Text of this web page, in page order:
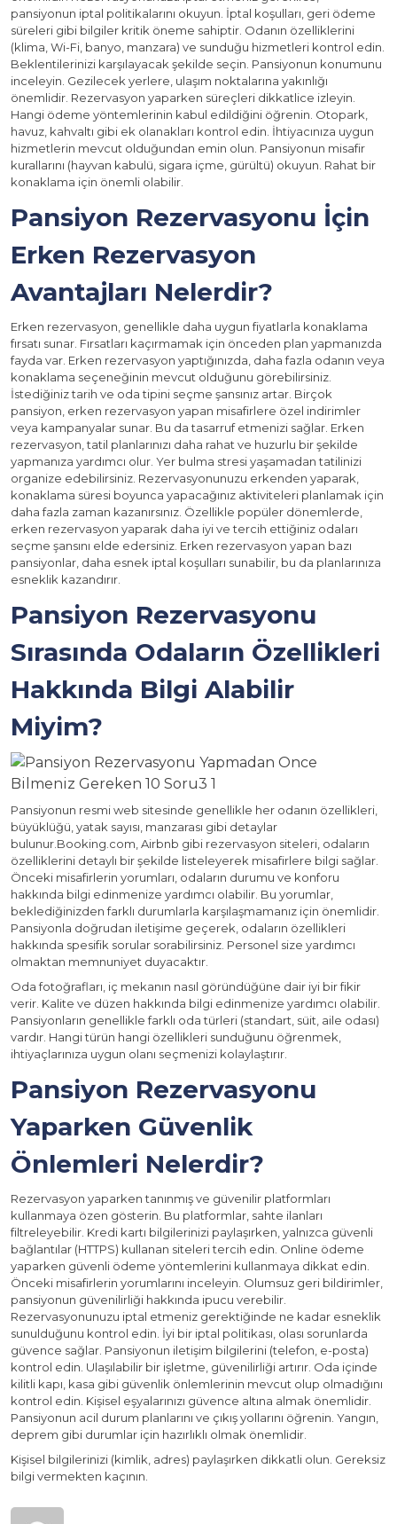
pansiyonun iptal politikalarını okuyun. İptal koşulları, geri ödeme
süreleri gibi bilgiler kritik öneme sahiptir. Odanın özelliklerini
(klima, Wi-Fi, banyo, manzara) ve sunduğu hizmetleri kontrol edin.
Beklentilerinizi karşılayacak şekilde seçin. Pansiyonun konumunu
inceleyin. Gezilecek yerlere, ulaşım noktalarına yakınlığı
önemlidir. Rezervasyon yaparken süreçleri dikkatlice izleyin.
Hangi ödeme yöntemlerinin kabul edildiğini öğrenin. Otopark,
havuz, kahvaltı gibi ek olanakları kontrol edin. İhtiyacınıza uygun
hizmetlerin mevcut olduğundan emin olun. Pansiyonun misafir
kurallarını (hayvan kabulü, sigara içme, gürültü) okuyun. Rahat bir
konaklama için önemli olabilir.
Pansiyon Rezervasyonu İçin
Erken Rezervasyon
Avantajları Nelerdir?
Erken rezervasyon, genellikle daha uygun fiyatlarla konaklama
fırsatı sunar. Fırsatları kaçırmamak için önceden plan yapmanızda
fayda var. Erken rezervasyon yaptığınızda, daha fazla odanın veya
konaklama seçeneğinin mevcut olduğunu görebilirsiniz.
İstediğiniz tarih ve oda tipini seçme şansınız artar. Birçok
pansiyon, erken rezervasyon yapan misafirlere özel indirimler
veya kampanyalar sunar. Bu da tasarruf etmenizi sağlar. Erken
rezervasyon, tatil planlarınızı daha rahat ve huzurlu bir şekilde
yapmanıza yardımcı olur. Yer bulma stresi yaşamadan tatilinizi
organize edebilirsiniz. Rezervasyonunuzu erkenden yaparak,
konaklama süresi boyunca yapacağınız aktiviteleri planlamak için
daha fazla zaman kazanırsınız. Özellikle popüler dönemlerde,
erken rezervasyon yaparak daha iyi ve tercih ettiğiniz odaları
seçme şansını elde edersiniz. Erken rezervasyon yapan bazı
pansiyonlar, daha esnek iptal koşulları sunabilir, bu da planlarınıza
esneklik kazandırır.
Pansiyon Rezervasyonu
Sırasında Odaların Özellikleri
Hakkında Bilgi Alabilir
Miyim?
Pansiyonun resmi web sitesinde genellikle her odanın özellikleri,
büyüklüğü, yatak sayısı, manzarası gibi detaylar
bulunur.Booking.com, Airbnb gibi rezervasyon siteleri, odaların
özelliklerini detaylı bir şekilde listeleyerek misafirlere bilgi sağlar.
Önceki misafirlerin yorumları, odaların durumu ve konforu
hakkında bilgi edinmenize yardımcı olabilir. Bu yorumlar,
beklediğinizden farklı durumlarla karşılaşmamanız için önemlidir.
Pansiyonla doğrudan iletişime geçerek, odaların özellikleri
hakkında spesifik sorular sorabilirsiniz. Personel size yardımcı
olmaktan memnuniyet duyacaktır.
Oda fotoğrafları, iç mekanın nasıl göründüğüne dair iyi bir fikir
verir. Kalite ve düzen hakkında bilgi edinmenize yardımcı olabilir.
Pansiyonların genellikle farklı oda türleri (standart, süit, aile odası)
vardır. Hangi türün hangi özellikleri sunduğunu öğrenmek,
ihtiyaçlarınıza uygun olanı seçmenizi kolaylaştırır.
Pansiyon Rezervasyonu
Yaparken Güvenlik
Önlemleri Nelerdir?
Rezervasyon yaparken tanınmış ve güvenilir platformları
kullanmaya özen gösterin. Bu platformlar, sahte ilanları
filtreleyebilir. Kredi kartı bilgilerinizi paylaşırken, yalnızca güvenli
bağlantılar (HTTPS) kullanan siteleri tercih edin. Online ödeme
yaparken güvenli ödeme yöntemlerini kullanmaya dikkat edin.
Önceki misafirlerin yorumlarını inceleyin. Olumsuz geri bildirimler,
pansiyonun güvenilirliği hakkında ipucu verebilir.
Rezervasyonunuzu iptal etmeniz gerektiğinde ne kadar esneklik
sunulduğunu kontrol edin. İyi bir iptal politikası, olası sorunlarda
güvence sağlar. Pansiyonun iletişim bilgilerini (telefon, e-posta)
kontrol edin. Ulaşılabilir bir işletme, güvenilirliği artırır. Oda içinde
kilitli kapı, kasa gibi güvenlik önlemlerinin mevcut olup olmadığını
kontrol edin. Kişisel eşyalarınızı güvence altına almak önemlidir.
Pansiyonun acil durum planlarını ve çıkış yollarını öğrenin. Yangın,
deprem gibi durumlar için hazırlıklı olmak önemlidir.
Kişisel bilgilerinizi (kimlik, adres) paylaşırken dikkatli olun. Gereksiz
bilgi vermekten kaçının.